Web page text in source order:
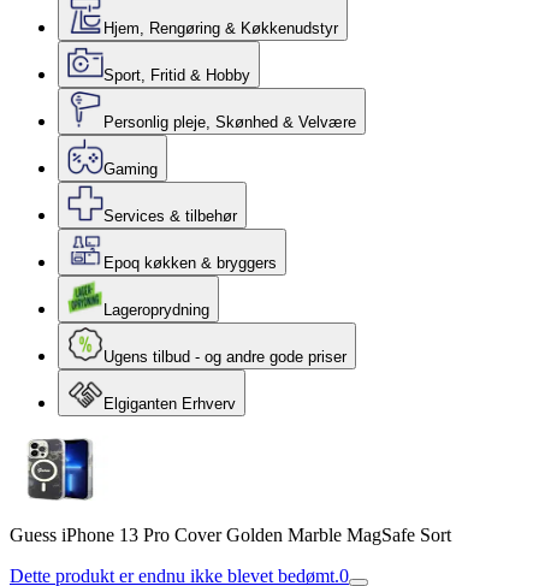
Hjem, Rengøring & Køkkenudstyr
Sport, Fritid & Hobby
Personlig pleje, Skønhed & Velvære
Gaming
Services & tilbehør
Epoq køkken & bryggers
Lageroprydning
Ugens tilbud - og andre gode priser
Elgiganten Erhverv
Guess iPhone 13 Pro Cover Golden Marble MagSafe Sort
Dette produkt er endnu ikke blevet bedømt.0